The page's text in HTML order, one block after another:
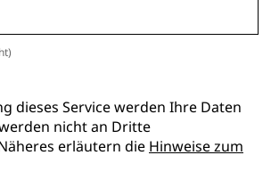
dieses Service werden Ihre Daten
nicht an Dritte
erläutern die Hinweise zum